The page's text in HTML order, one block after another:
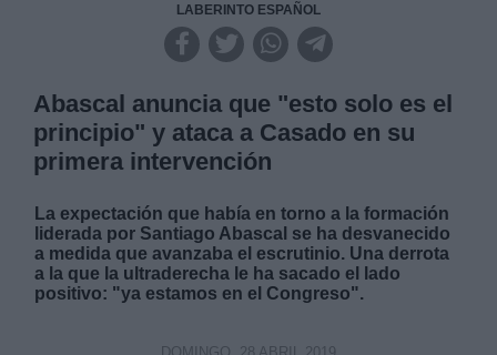
LABERINTO ESPAÑOL
Abascal anuncia que "esto solo es el
principio" y ataca a Casado en su
primera intervención
La expectación que había en torno a la formación
liderada por Santiago Abascal se ha desvanecido
a medida que avanzaba el escrutinio. Una derrota
a la que la ultraderecha le ha sacado el lado
positivo: "ya estamos en el Congreso".